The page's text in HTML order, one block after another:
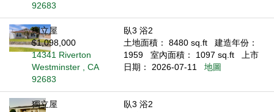
92683
獨立屋
$1,098,000
14341 Riverton
Westminster , CA
92683
臥3 浴2
土地面積： 8480 sq.ft
建造年份：
1959
室內面積： 1097 sq.ft
上市
日期： 2026-07-11
地圖
獨立屋
臥3 浴2